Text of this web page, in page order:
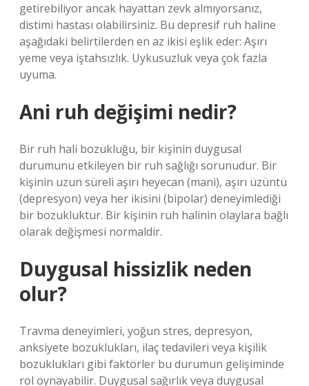
getirebiliyor ancak hayattan zevk almıyorsanız,
distimi hastası olabilirsiniz. Bu depresif ruh haline
aşağıdaki belirtilerden en az ikisi eşlik eder: Aşırı
yeme veya iştahsızlık. Uykusuzluk veya çok fazla
uyuma.
Ani ruh değişimi nedir?
Bir ruh hali bozukluğu, bir kişinin duygusal
durumunu etkileyen bir ruh sağlığı sorunudur. Bir
kişinin uzun süreli aşırı heyecan (mani), aşırı üzüntü
(depresyon) veya her ikisini (bipolar) deneyimlediği
bir bozukluktur. Bir kişinin ruh halinin olaylara bağlı
olarak değişmesi normaldir.
Duygusal hissizlik neden
olur?
Travma deneyimleri, yoğun stres, depresyon,
anksiyete bozuklukları, ilaç tedavileri veya kişilik
bozuklukları gibi faktörler bu durumun gelişiminde
rol oynayabilir. Duygusal sağırlık veya duygusal